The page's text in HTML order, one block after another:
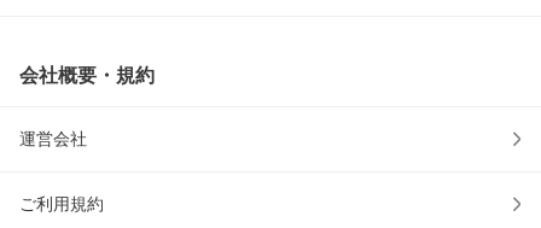
会社概要・規約
運営会社
ご利用規約